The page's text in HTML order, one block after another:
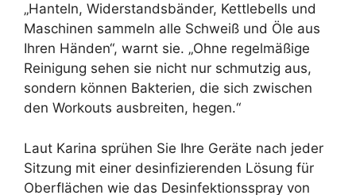
„Hanteln, Widerstandsbänder, Kettlebells und
Maschinen sammeln alle Schweiß und Öle aus
Ihren Händen“, warnt sie. „Ohne regelmäßige
Reinigung sehen sie nicht nur schmutzig aus,
sondern können Bakterien, die sich zwischen
den Workouts ausbreiten, hegen.“
Laut Karina sprühen Sie Ihre Geräte nach jeder
Sitzung mit einer desinfizierenden Lösung für
Oberflächen wie das Desinfektionsspray von